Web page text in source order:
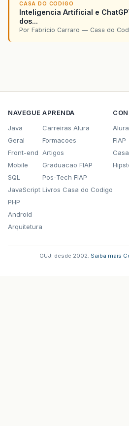
CASA DO CODIGO
Inteligencia Artificial e
dos...
Por Fabricio Carraro — Casa do
NAVEGUE
Java
Geral
Front-end
Mobile
SQL
JavaScript
PHP
Android
Arquitetura
APRENDA
Carreiras Alura
Formacoes
Artigos
Graduacao FIAP
Pos-Tech FIAP
Livros Casa do Codigo
Alura
FIAP
GUJ: desde 2002. Saiba mais